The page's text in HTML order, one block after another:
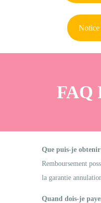
Notice
FAQ
Que puis-je
Remboursement
la garantie
Quand dois-je